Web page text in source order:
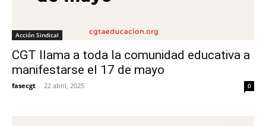
Acción Sindical
CGT llama a toda la comunidad educativa a
manifestarse el 17 de mayo
fasecgt - 22 abril, 2025 0